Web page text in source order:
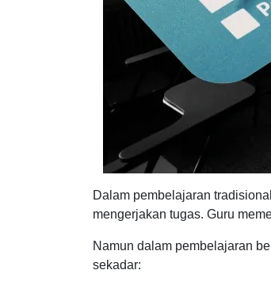
Dalam pembelajaran
mengerjakan tugas. Guru
Namun dalam pembelajaran
sekadar: